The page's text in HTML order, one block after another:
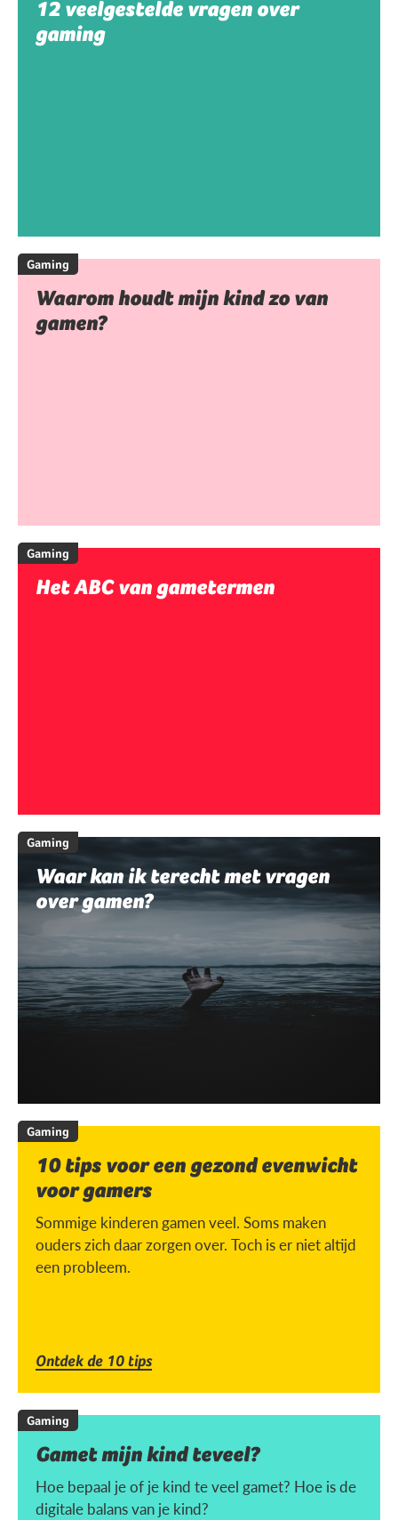
12 veelgestelde vragen over
gaming
Gaming
Waarom houdt mijn kind zo van
gamen?
Gaming
Het ABC van gametermen
Gaming
Waar kan ik terecht met vragen
over gamen?
Gaming
10 tips voor een gezond evenwicht
voor gamers
Sommige kinderen gamen veel. Soms maken
ouders zich daar zorgen over. Toch is er niet altijd
een probleem.
Ontdek de 10 tips
Gaming
Gamet mijn kind teveel?
Hoe bepaal je of je kind te veel gamet? Hoe is de
digitale balans van je kind?